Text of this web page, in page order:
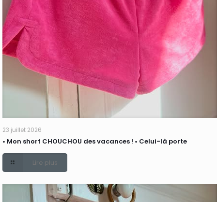
23 juillet 2026
• Mon short CHOUCHOU des vacances ! • Celui-là porte
Lire plus